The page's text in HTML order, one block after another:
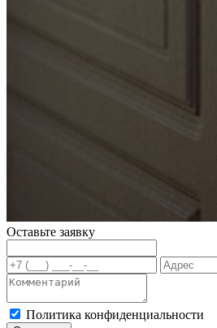
Оставьте заявку
Политика конфиденциальности